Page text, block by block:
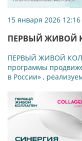
15 января 2026 12:16
ПЕРВЫЙ ЖИВОЙ
ПЕРВЫЙ ЖИВОЙ
программы
в России» ,